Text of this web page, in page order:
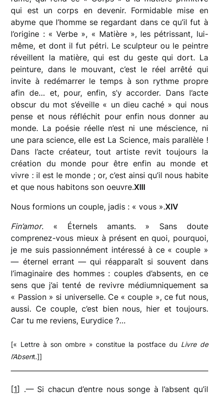
qui est un corps en devenir. Formidable mise en
abyme que l’homme se regardant dans ce qu’il fut à
l’origine : « Verbe », « Matière », les pétrissant, lui-
même, et dont il fut pétri. Le sculpteur ou le peintre
réveillent la matière, qui est du geste qui dort. La
peinture, dans le mouvant, c’est le réel arrêté qui
invite à redémarrer le temps à son rythme propre
afin de… et, pour, enfin, s’y accorder. Dans l’acte
obscur du mot s’éveille « un dieu caché » qui nous
pense et nous réfléchit pour enfin nous donner au
monde. La poésie réelle n’est ni une méscience, ni
une para science, elle est La Science, mais parallèle !
Dans l’acte créateur, tout artiste revit toujours la
création du monde pour être enfin au monde et
vivre : il est le monde ; or, c’est ainsi qu’il nous habite
et que nous habitons son oeuvre.XIII
Nous formions un couple, jadis : « vous ».XIV
Fin’amor. « Éternels amants. » Sans doute
comprenez-vous mieux à présent en quoi, pourquoi,
je me suis passionnément intéressé à ce « couple »
— éternel errant — qui réapparaît si souvent dans
l’imaginaire des hommes : couples d’absents, en ce
sens que j’ai tenté de revivre médiumniquement sa
« Passion » si universelle. Ce « couple », ce fut nous,
aussi. Ce couple, c’est bien nous, hier et toujours.
Car tu me reviens, Eurydice ?…
[« Lettre à son ombre » constitue la postface du Livre de
l’Absent.]]
[1] .— Si chacun d’entre nous songe à l’absent qu’il